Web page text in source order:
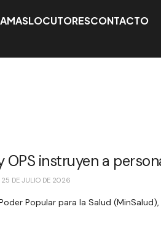
LOCUTORESCONTACTO
OPS instruyen a
25 DE JULIO DE 2026
Popular para la Salud